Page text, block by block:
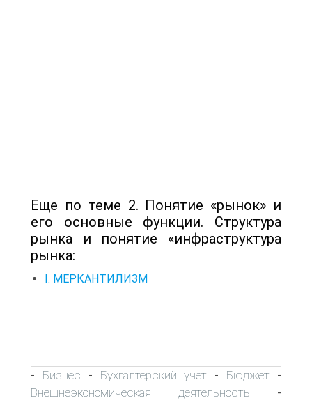
Еще по теме 2. Понятие «рынок» и
его основные функции. Структура
рынка и понятие «инфраструктура
рынка:
I. МЕРКАНТИЛИЗМ
- Бизнес - Бухгалтерский учет - Бюджет -
Внешнеэкономическая деятельность -